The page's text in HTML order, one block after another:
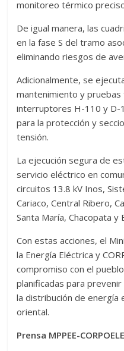
monitoreo térmico
De igual manera, las
en la fase S del tramo
eliminando riesgos de
Adicionalmente, se
mantenimiento y pruebas
interruptores H-110 y D-
para la protección y
tensión.
La ejecución segura de
servicio eléctrico en
circuitos 13.8 kV Inos,
Cariaco, Central Ribero,
Santa María, Chacopata y
Con estas acciones, el
la Energía Eléctrica y
compromiso con el
planificadas para
la distribución de energía
oriental.
Prensa MPPEE-